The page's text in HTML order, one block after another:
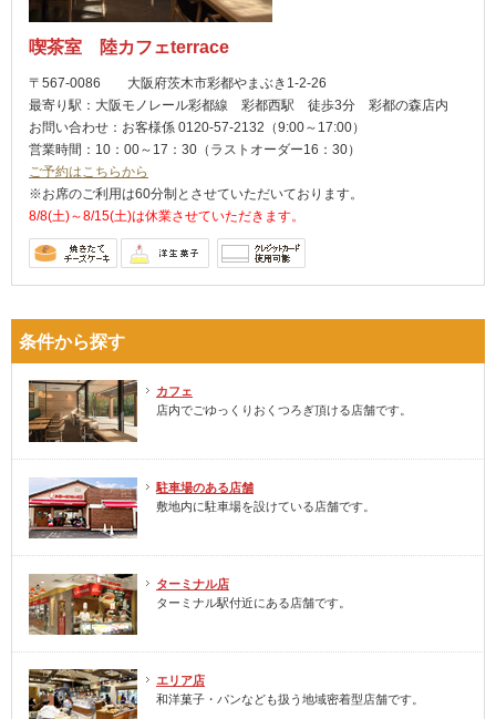
喫茶室 陸カフェterrace
〒567-0086 大阪府茨木市彩都やまぶき1-2-26
最寄り駅：大阪モノレール彩都線 彩都西駅 徒歩3分 彩都の森店内
お問い合わせ：お客様係 0120-57-2132（9:00～17:00）
営業時間：10：00～17：30（ラストオーダー16：30）
ご予約はこちらから
※お席のご利用は60分制とさせていただいております。
8/8(土)～8/15(土)は休業させていただきます。
条件から探す
カフェ
店内でごゆっくりおくつろぎ頂ける店舗です。
駐車場のある店舗
敷地内に駐車場を設けている店舗です。
ターミナル店
ターミナル駅付近にある店舗です。
エリア店
和洋菓子・パンなども扱う地域密着型店舗です。